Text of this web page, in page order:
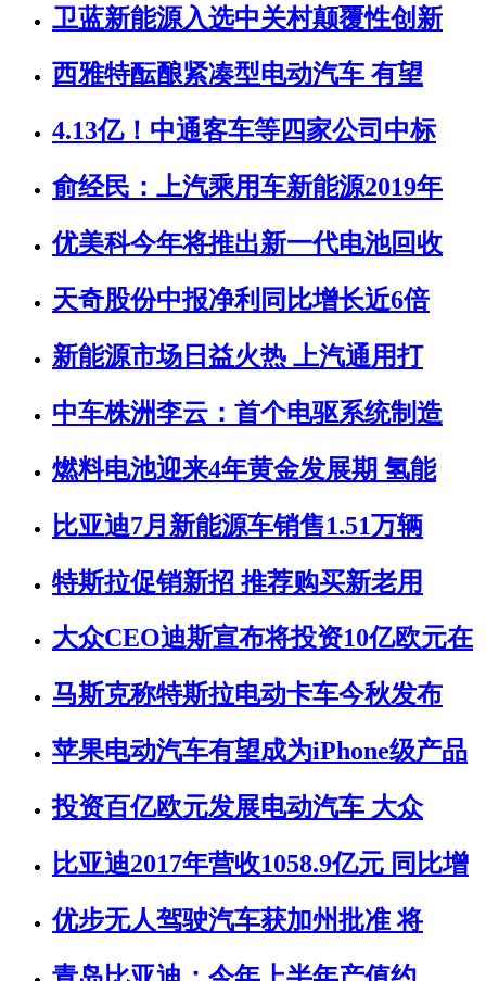
卫蓝新能源入选中关村颠覆性创新
西雅特酝酿紧凑型电动汽车 有望
4.13亿！中通客车等四家公司中标
俞经民：上汽乘用车新能源2019年
优美科今年将推出新一代电池回收
天奇股份中报净利同比增长近6倍
新能源市场日益火热 上汽通用打
中车株洲李云：首个电驱系统制造
燃料电池迎来4年黄金发展期 氢能
比亚迪7月新能源车销售1.51万辆
特斯拉促销新招 推荐购买新老用
大众CEO迪斯宣布将投资10亿欧元在
马斯克称特斯拉电动卡车今秋发布
苹果电动汽车有望成为iPhone级产品
投资百亿欧元发展电动汽车 大众
比亚迪2017年营收1058.9亿元 同比增
优步无人驾驶汽车获加州批准 将